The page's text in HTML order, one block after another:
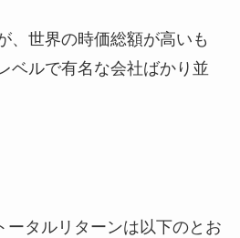
、世界の時価総額が高いも
ベルで有名な会社ばかり並
ータルリターンは以下のとお